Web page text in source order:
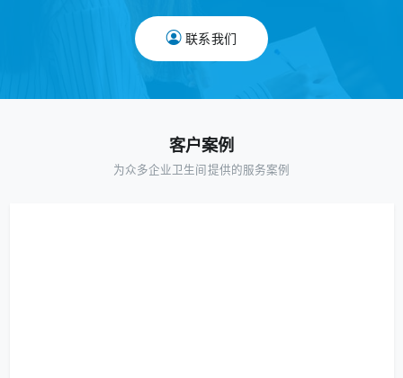
联系我们
客户案例
为众多企业卫生间提供的服务案例